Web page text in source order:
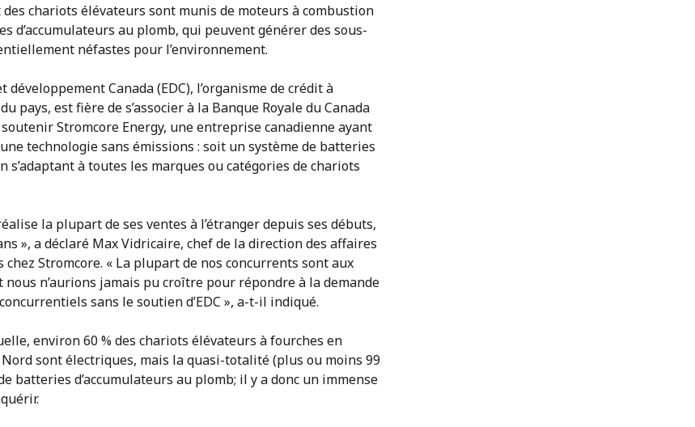
chariots élévateurs sont munis de moteurs à combustion
d’accumulateurs au plomb, qui peuvent générer des sous-
néfastes pour l’environnement.
développement Canada (EDC), l’organisme de crédit à
pays, est fière de s’associer à la Banque Royale du Canada
soutenir Stromcore Energy, une entreprise canadienne ayant
technologie sans émissions : soit un système de batteries
s’adaptant à toutes les marques ou catégories de chariots
la plupart de ses ventes à l’étranger depuis ses débuts,
», a déclaré Max Vidricaire, chef de la direction des affaires
chez Stromcore. « La plupart de nos concurrents sont aux
nous n’aurions jamais pu croître pour répondre à la demande
sans le soutien d’EDC », a-t-il indiqué.
environ 60 % des chariots élévateurs à fourches en
sont électriques, mais la quasi-totalité (plus ou moins 99
batteries d’accumulateurs au plomb; il y a donc un immense